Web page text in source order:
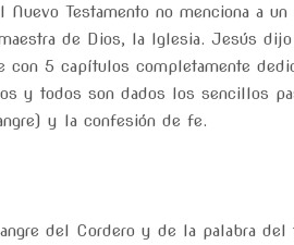
Testamento no menciona a
de Dios, la Iglesia. Jesús
5 capítulos completamente
y todos son dados los sencillos
y la confesión de fe.
del Cordero y de la palabra